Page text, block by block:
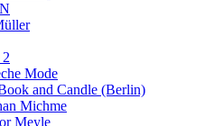
Mode
and Candle (Berlin)
Michme
Meyle